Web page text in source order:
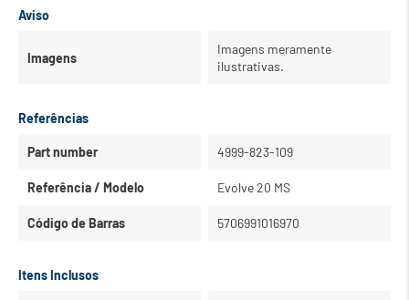
Aviso
Imagens
Imagens meramente
ilustrativas.
Referências
Part number 4999-823-109
Referência / Modelo Evolve 20 MS
Código de Barras 5706991016970
Itens Inclusos